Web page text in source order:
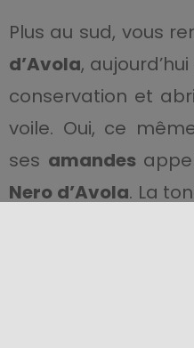
Plus au sud, vous
d’Avola,
conservation et
voile. Oui, ce
ses amandes
Nero d’Avola. La